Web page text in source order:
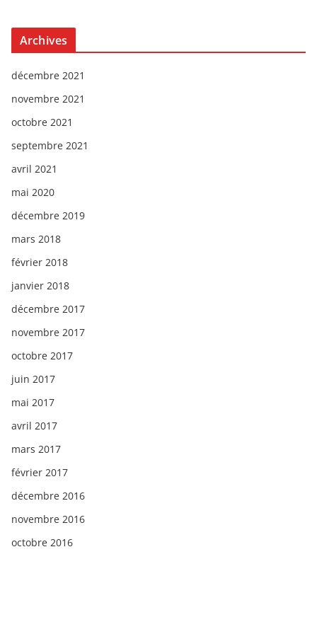
Archives
décembre 2021
novembre 2021
octobre 2021
septembre 2021
avril 2021
mai 2020
décembre 2019
mars 2018
février 2018
janvier 2018
décembre 2017
novembre 2017
octobre 2017
juin 2017
mai 2017
avril 2017
mars 2017
février 2017
décembre 2016
novembre 2016
octobre 2016